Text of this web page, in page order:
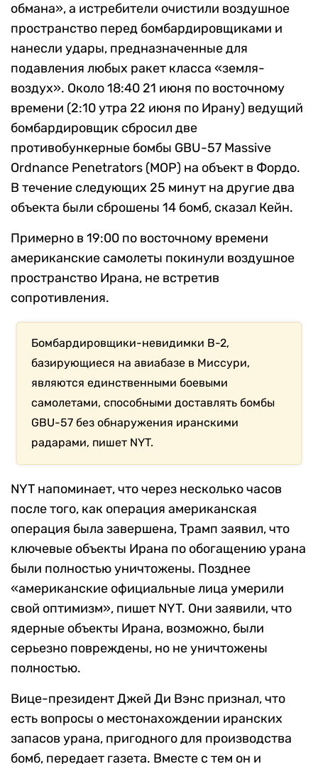
обмана», а истребители очистили воздушное
пространство перед бомбардировщиками и
нанесли удары, предназначенные для
подавления любых ракет класса «земля-
воздух». Около 18:40 21 июня по восточному
времени (2:10 утра 22 июня по Ирану) ведущий
бомбардировщик сбросил две
противобункерные бомбы GBU-57 Massive
Ordnance Penetrators (MOP) на объект в Фордо.
В течение следующих 25 минут на другие два
объекта были сброшены 14 бомб, сказал Кейн.
Примерно в 19:00 по восточному времени
американские самолеты покинули воздушное
пространство Ирана, не встретив
сопротивления.
Бомбардировщики-невидимки B-2,
базирующиеся на авиабазе в Миссури,
являются единственными боевыми
самолетами, способными доставлять бомбы
GBU-57 без обнаружения иранскими
радарами, пишет NYT.
NYT напоминает, что через несколько часов
после того, как операция американская
операция была завершена, Трамп заявил, что
ключевые объекты Ирана по обогащению урана
были полностью уничтожены. Позднее
«американские официальные лица умерили
свой оптимизм», пишет NYT. Они заявили, что
ядерные объекты Ирана, возможно, были
серьезно повреждены, но не уничтожены
полностью.
Вице-президент Джей Ди Вэнс признал, что
есть вопросы о местонахождении иранских
запасов урана, пригодного для производства
бомб, передает газета. Вместе с тем он и